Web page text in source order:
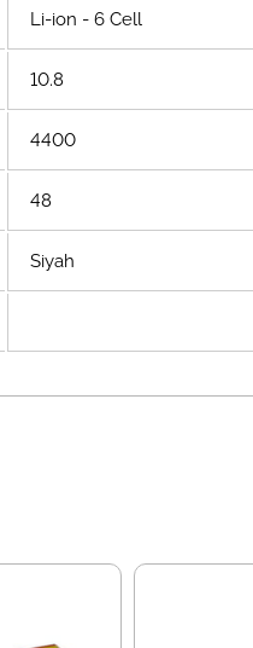
Li-ion - 6 Cell
10.8
4400
48
Siyah